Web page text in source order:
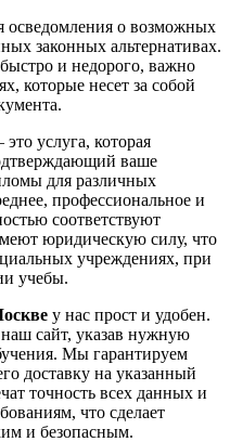
осведомления о возможных
законных альтернативах.
и недорого, важно
которые несет за собой
услуга, которая
ваше
для различных
профессиональное и
соответствуют
юридическую силу, что
учреждениях, при
учебы.
у нас прост и удобен.
сайт, указав нужную
Мы гарантируем
доставку на указанный
точность всех данных и
что сделает
и безопасным.